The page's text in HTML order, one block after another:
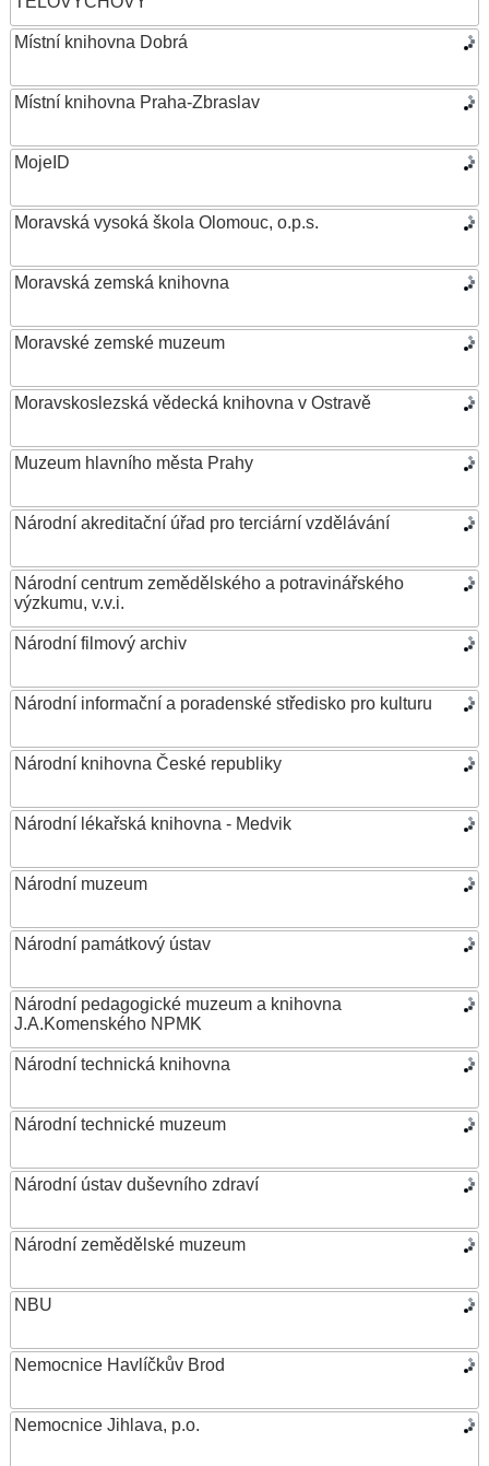
Místní knihovna Dobrá
Místní knihovna Praha-Zbraslav
MojeID
Moravská vysoká škola Olomouc, o.p.s.
Moravská zemská knihovna
Moravské zemské muzeum
Moravskoslezská vědecká knihovna v Ostravě
Muzeum hlavního města Prahy
Národní akreditační úřad pro terciární vzdělávání
Národní centrum zemědělského a potravinářského
výzkumu, v.v.i.
Národní filmový archiv
Národní informační a poradenské středisko pro kulturu
Národní knihovna České republiky
Národní lékařská knihovna - Medvik
Národní muzeum
Národní památkový ústav
Národní pedagogické muzeum a knihovna
J.A.Komenského NPMK
Národní technická knihovna
Národní technické muzeum
Národní ústav duševního zdraví
Národní zemědělské muzeum
NBU
Nemocnice Havlíčkův Brod
Nemocnice Jihlava, p.o.